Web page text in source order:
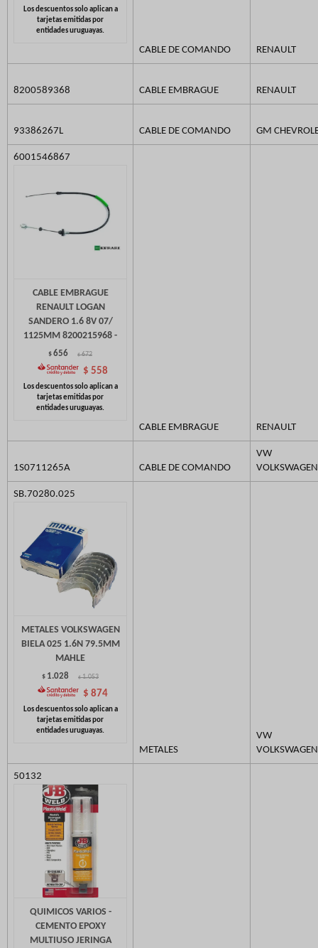
CABLE DE COMANDO RENAULT
8200589368 CABLE EMBRAGUE RENAULT
93386267L CABLE DE COMANDO GM
6001546867
CABLE EMBRAGUE
RENAULT LOGAN
SANDERO 1.6 8V 07/
1125MM 8200215968 -
$656 $ 672
$ 558
CABLE EMBRAGUE RENAULT
1S0711265A CABLE DE COMANDO
VW
VOLKSWAGEN
SB.70280.025
METALES VOLKSWAGEN
BIELA 025 1.6N 79.5MM
MAHLE
$ 1.028 $ 1.053
$ 874
METALES
VW
VOLKSWAGEN
50132
QUIMICOS VARIOS -
CEMENTO EPOXY
MULTIUSO JERINGA